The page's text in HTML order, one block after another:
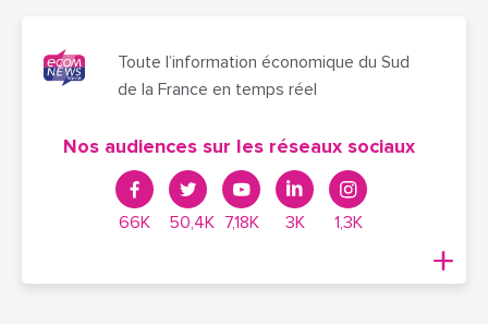
Toute l’information économique du Sud
de la France en temps réel
Nos audiences sur les réseaux sociaux
66K 50,4K 7,18K 3K 1,3K